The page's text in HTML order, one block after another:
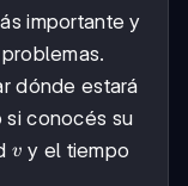
importante y
dónde estará
si conocés su
v
v y el tiempo